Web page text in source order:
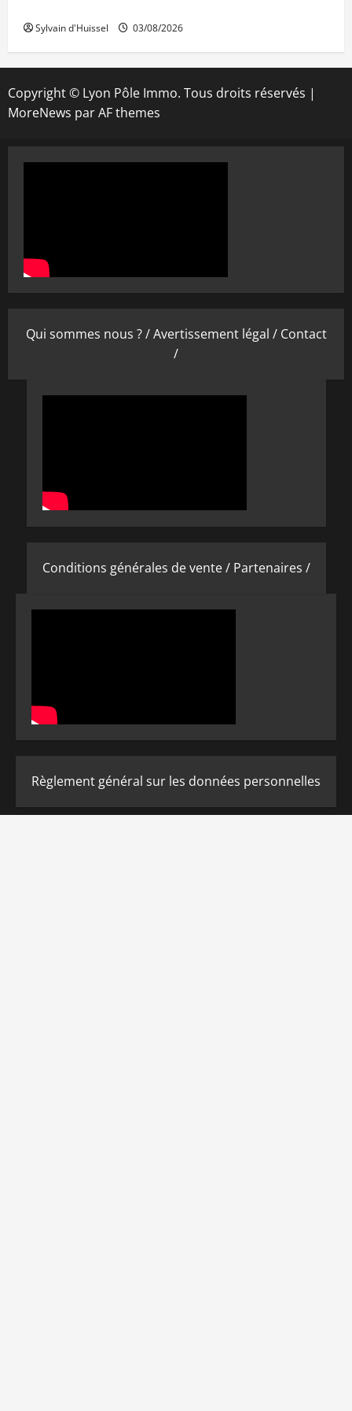
Sylvain d'Huissel 03/08/2026
Copyright © Lyon Pôle Immo. Tous droits réservés |
MoreNews par AF themes
Qui sommes nous ? /Avertissement légal / Contact
/
Conditions générales de vente / Partenaires /
Règlement général sur les données personnelles